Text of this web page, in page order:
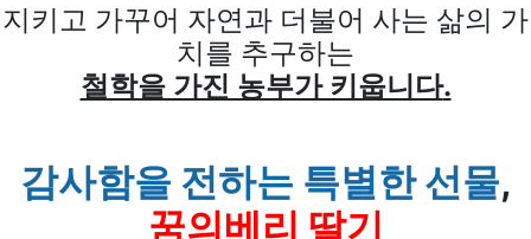
지키고 가꾸어 자연과 더불어 사는 삶의 가
치를 추구하는
철학을 가진 농부가 키웁니다.
감사함을 전하는 특별한 선물,
꿈의베리 딸기